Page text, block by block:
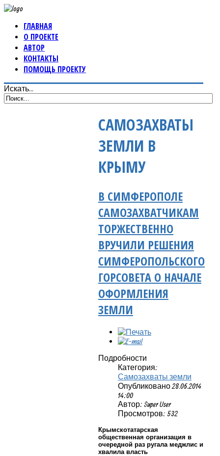
ГЛАВНАЯ
О ПРОЕКТЕ
АВТОР
КОНТАКТЫ
ПОМОЩЬ ПРОЕКТУ
Искать...
САМОЗАХВАТЫ
ЗЕМЛИ В
КРЫМУ
В СИМФЕРОПОЛЕ
САМОЗАХВАТЧИКАМ
ТОРЖЕСТВЕННО
ВРУЧИЛИ РЕШЕНИЯ
СИМФЕРОПОЛЬСКОГО
ГОРСОВЕТА О НАЧАЛЕ
ОФОРМЛЕНИЯ
ЗЕМЛИ
Подробности
Категория:
Самозахваты земли
Опубликовано 28.06.2014
14:00
Автор: Super User
Просмотров: 532
Крымскотатарская
общественная организация в
очередной раз ругала меджлис и
хвалила власть